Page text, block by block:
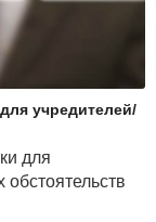
учредителей/
для